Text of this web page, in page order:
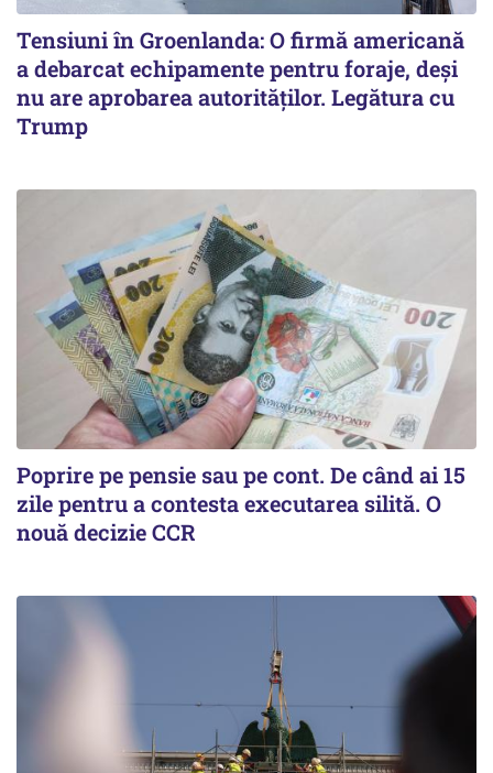
Tensiuni în Groenlanda: O firmă americană
a debarcat echipamente pentru foraje, deși
nu are aprobarea autorităților. Legătura cu
Trump
Poprire pe pensie sau pe cont. De când ai 15
zile pentru a contesta executarea silită. O
nouă decizie CCR